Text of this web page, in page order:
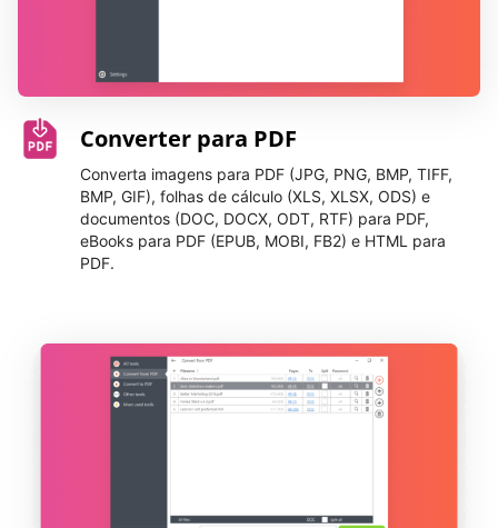
Converter para PDF
Converta imagens para PDF (JPG, PNG, BMP, TIFF,
BMP, GIF), folhas de cálculo (XLS, XLSX, ODS) e
documentos (DOC, DOCX, ODT, RTF) para PDF,
eBooks para PDF (EPUB, MOBI, FB2) e HTML para
PDF.